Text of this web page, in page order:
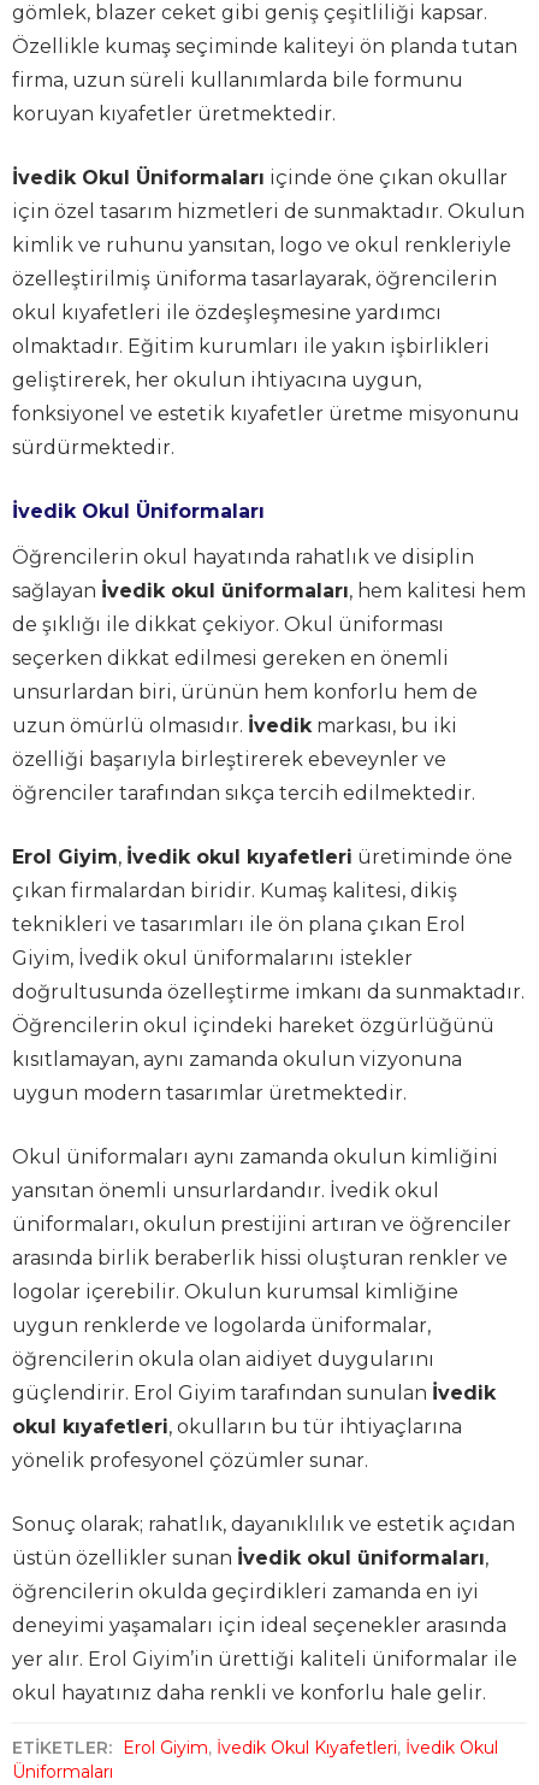
gömlek, blazer ceket gibi geniş çeşitliliği kapsar.
Özellikle kumaş seçiminde kaliteyi ön planda tutan
firma, uzun süreli kullanımlarda bile formunu
koruyan kıyafetler üretmektedir.
İvedik Okul Üniformaları içinde öne çıkan okullar
için özel tasarım hizmetleri de sunmaktadır. Okulun
kimlik ve ruhunu yansıtan, logo ve okul renkleriyle
özelleştirilmiş üniforma tasarlayarak, öğrencilerin
okul kıyafetleri ile özdeşleşmesine yardımcı
olmaktadır. Eğitim kurumları ile yakın işbirlikleri
geliştirerek, her okulun ihtiyacına uygun,
fonksiyonel ve estetik kıyafetler üretme misyonunu
sürdürmektedir.
İvedik Okul Üniformaları
Öğrencilerin okul hayatında rahatlık ve disiplin
sağlayan İvedik okul üniformaları, hem kalitesi hem
de şıklığı ile dikkat çekiyor. Okul üniforması
seçerken dikkat edilmesi gereken en önemli
unsurlardan biri, ürünün hem konforlu hem de
uzun ömürlü olmasıdır. İvedikmarkası, bu iki
özelliği başarıyla birleştirerek ebeveynler ve
öğrenciler tarafından sıkça tercih edilmektedir.
Erol Giyim, İvedik okul kıyafetleri üretiminde öne
çıkan firmalardan biridir. Kumaş kalitesi, dikiş
teknikleri ve tasarımları ile ön plana çıkan Erol
Giyim, İvedik okul üniformalarını istekler
doğrultusunda özelleştirme imkanı da sunmaktadır.
Öğrencilerin okul içindeki hareket özgürlüğünü
kısıtlamayan, aynı zamanda okulun vizyonuna
uygun modern tasarımlar üretmektedir.
Okul üniformaları aynı zamanda okulun kimliğini
yansıtan önemli unsurlardandır. İvedik okul
üniformaları, okulun prestijini artıran ve öğrenciler
arasında birlik beraberlik hissi oluşturan renkler ve
logolar içerebilir. Okulun kurumsal kimliğine
uygun renklerde ve logolarda üniformalar,
öğrencilerin okula olan aidiyet duygularını
güçlendirir. Erol Giyim tarafından sunulan İvedik
okul kıyafetleri, okulların bu tür ihtiyaçlarına
yönelik profesyonel çözümler sunar.
Sonuç olarak; rahatlık, dayanıklılık ve estetik açıdan
üstün özellikler sunan İvedik okul üniformaları,
öğrencilerin okulda geçirdikleri zamanda en iyi
deneyimi yaşamaları için ideal seçenekler arasında
yer alır. Erol Giyim’in ürettiği kaliteli üniformalar ile
okul hayatınız daha renkli ve konforlu hale gelir.
ETİKETLER: Erol Giyim, İvedik Okul Kıyafetleri, İvedik Okul
Üniformaları